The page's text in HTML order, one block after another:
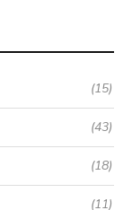
(15)
(43)
(18)
(11)